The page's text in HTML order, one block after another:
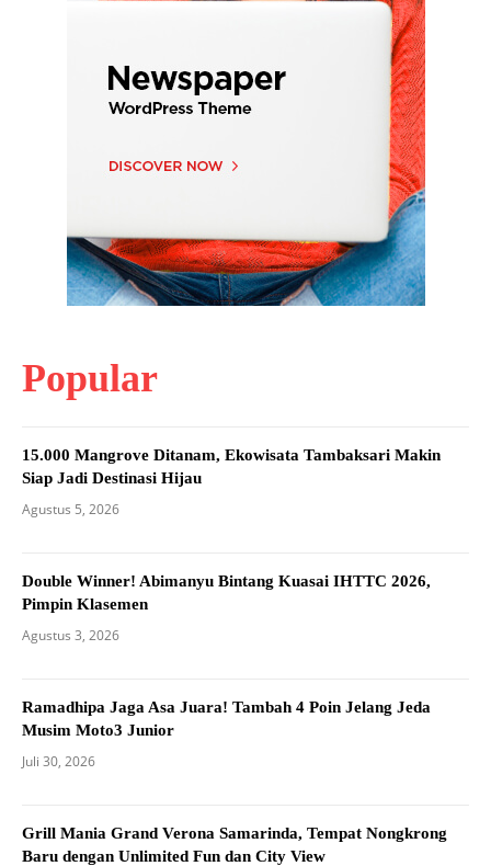
Popular
15.000 Mangrove Ditanam, Ekowisata Tambaksari Makin
Siap Jadi Destinasi Hijau
Agustus 5, 2026
Double Winner! Abimanyu Bintang Kuasai IHTTC 2026,
Pimpin Klasemen
Agustus 3, 2026
Ramadhipa Jaga Asa Juara! Tambah 4 Poin Jelang Jeda
Musim Moto3 Junior
Juli 30, 2026
Grill Mania Grand Verona Samarinda, Tempat Nongkrong
Baru dengan Unlimited Fun dan City View